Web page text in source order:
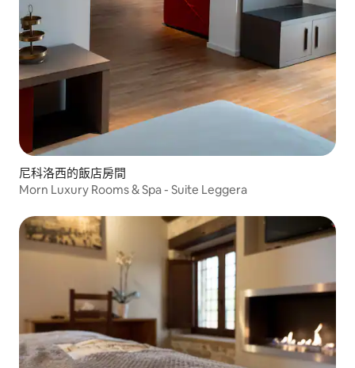
尼科洛西的飯店房間
Morn Luxury Rooms & Spa - Suite Leggera